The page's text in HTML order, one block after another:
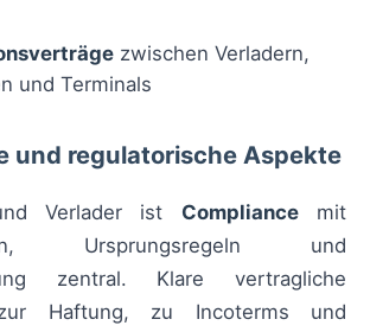
zwischen Verladern,
und Terminals
und regulatorische Aspekte
Verlader ist Compliancemit
Ursprungsregeln und
zentral. Klare vertragliche
Haftung, zu Incoterms und